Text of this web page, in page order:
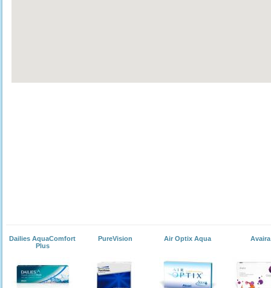
Dailies AquaComfort
Plus
PureVision Air Optix Aqua Avaira